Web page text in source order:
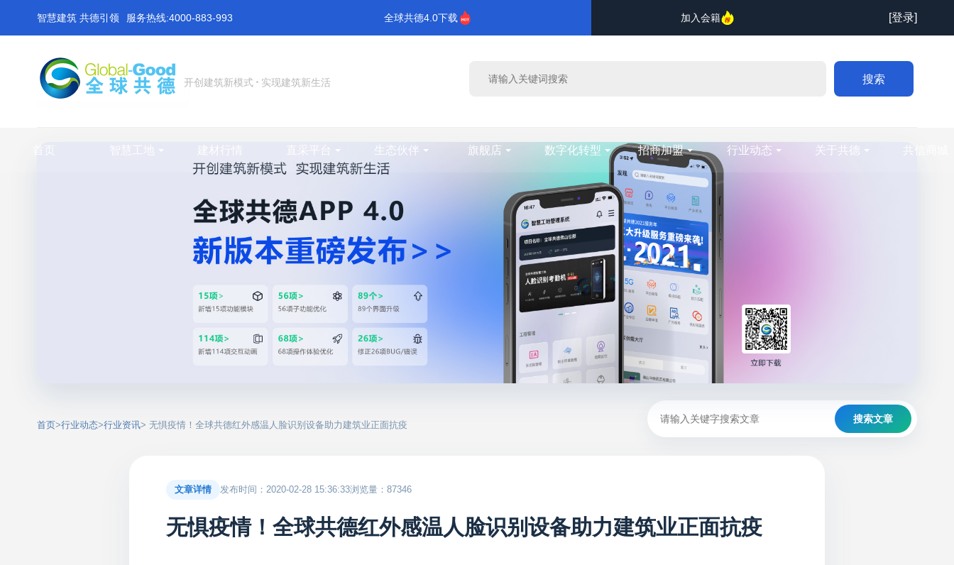
智慧建筑 共德引领 服务热线:4000-883-993 全球共德4.0下载 加入会籍 [登录]
开创建筑新模式 实现建筑新生活 搜索
首页 智慧工地 建材行情 直采平台 生态伙伴 旗舰店 数字化转型 招商加盟 行业动态 关于共德 共信商城
首页>行业动态>行业资讯> 无惧疫情！全球共德红外感温人脸识别设备助力建筑业正面抗疫
搜索文章
文章详情 发布时间：2020-02-28 15:36:33浏览量：87346
无惧疫情！全球共德红外感温人脸识别设备助力建筑业正面抗疫